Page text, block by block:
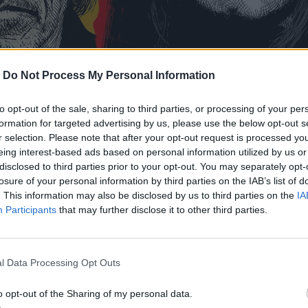
Do Not Process My Personal Information
opt-out of the sale, sharing to third parties, or processing of your
for targeted advertising by us, please use the below opt-out
selection. Please note that after your opt-out request is processed
interest-based ads based on personal information utilized by us
to third parties prior to your opt-out. You may separately
of your personal information by third parties on the IAB’s list of
This information may also be disclosed by us to third parties on the
Participants that may further disclose it to other third parties.
Data Processing Opt Outs
opt-out of the Sharing of my personal data.
Όταν το ροκ καταντά reality show
Ozzy, ο Jack Osbourne απαντά με «fuck you» στο
Αν κάποτε η ροκ μουσική όρθωνε μεσαία δάχτυλα
με φτηνό κουτσομπολίστικο περιοδικό. Nαι, η
το μόνο που μετράει είναι το ποιος είπε την πιο viral